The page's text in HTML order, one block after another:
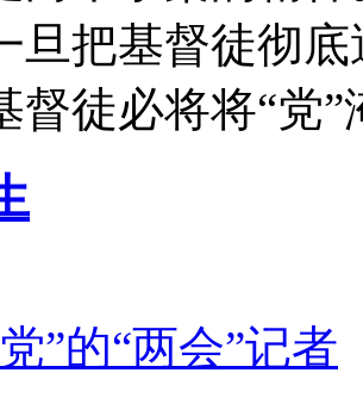
旦把基督徒彻
督徒必将将“党”
”的“两会”记者